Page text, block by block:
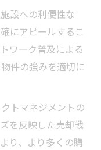
設への利便性な
にアピールするこ
ワーク普及による
件の強みを適切に
トマネジメントの
を反映した売却戦
り、より多くの購